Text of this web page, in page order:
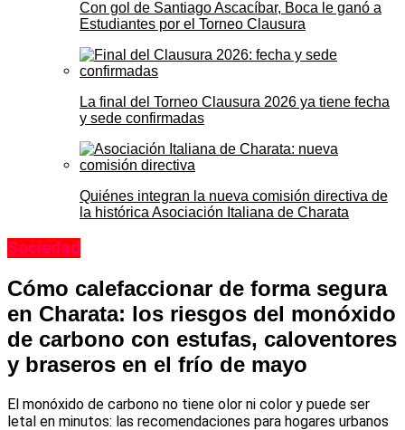
Con gol de Santiago Ascacíbar, Boca le ganó a
Estudiantes por el Torneo Clausura
La final del Torneo Clausura 2026 ya tiene fecha
y sede confirmadas
Quiénes integran la nueva comisión directiva de
la histórica Asociación Italiana de Charata
Sociedad
Cómo calefaccionar de forma segura
en Charata: los riesgos del monóxido
de carbono con estufas, caloventores
y braseros en el frío de mayo
El monóxido de carbono no tiene olor ni color y puede ser
letal en minutos: las recomendaciones para hogares urbanos